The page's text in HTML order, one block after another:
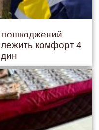
пошкоджений
комфорт 4